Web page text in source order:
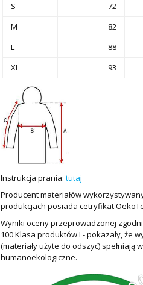
S 72
M
82
L
88
XL
93
Instrukcja prania: tutaj
Producent materiałów
produkcjach posiada cetryfikat
Wyniki oceny przeprowadzonej
100 Klasa produktów I - pokazały, że
(materiały użyte do odszyć) spełniają
humanoekologiczne.